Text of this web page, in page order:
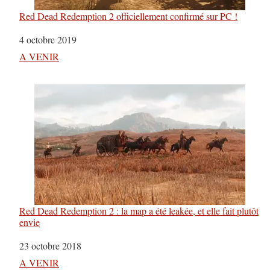
Red Dead Redemption 2 officiellement confirmé sur PC !
Date
4 octobre 2019
Par rapport à
A VENIR
Red Dead Redemption 2 : la map a été leakée, et elle fait plutôt
envie
Date
23 octobre 2018
Par rapport à
A VENIR